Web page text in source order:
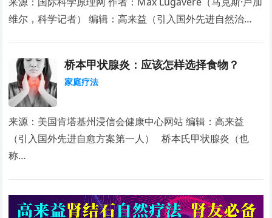
维尔，科学记者） 编辑：高来益（引入国外先进自然治…
桥本甲状腺炎：应该怎样选择食物？
家庭疗法
来源：美国肯塔基州浸信会健康中心网站 编辑：高来益
（引入国外先进自愈方案第一人） 桥本氏甲状腺炎（也
称…